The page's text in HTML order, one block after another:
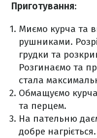
Приготування:
Миємо курча та
рушниками.
грудки та
Розгинаємо та
стала
Обмащуємо
та перцем.
На пательню
добре